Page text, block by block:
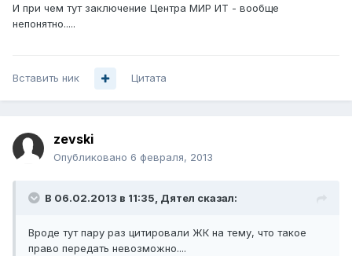
И при чем тут заключение Центра МИР ИТ - вообще
непонятно.....
Вставить ник Цитата
zevski
Опубликовано 6 февраля, 2013
В 06.02.2013 в 11:35, Дятел сказал:
Вроде тут пару раз цитировали ЖК на тему, что такое
право передать невозможно....